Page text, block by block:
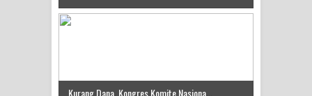
Kurang Dana, Kongres Komite Nasiona...